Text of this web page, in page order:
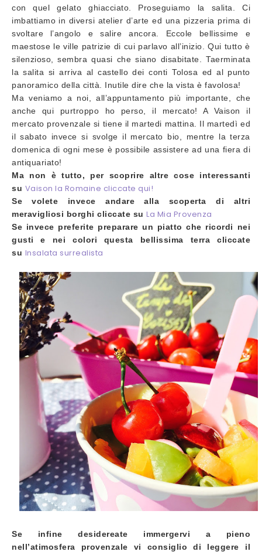
con quel gelato ghiacciato. Proseguiamo la salita. Ci
imbattiamo in diversi atelier d’arte ed una pizzeria prima di
svoltare l’angolo e salire ancora. Eccole bellissime e
maestose le ville patrizie di cui parlavo all’inizio. Qui tutto è
silenzioso, sembra quasi che siano disabitate. Taerminata
la salita si arriva al castello dei conti Tolosa ed al punto
panoramico della città. Inutile dire che la vista è favolosa!
Ma veniamo a noi, all’appuntamento più importante, che
anche qui purtroppo ho perso, il mercato! A Vaison il
mercato provenzale si tiene il martedi mattina. Il martedì ed
il sabato invece si svolge il mercato bio, mentre la terza
domenica di ogni mese è possibile assistere ad una fiera di
antiquariato!
Ma non è tutto, per scoprire altre cose interessanti
su Vaison la Romaine cliccate qui!
Se volete invece andare alla scoperta di altri
meravigliosi borghi cliccate su La Mia Provenza
Se invece preferite preparare un piatto che ricordi nei
gusti e nei colori questa bellissima terra cliccate
su Insalata surrealista
Se infine desidereate immergervi a pieno
nell’atimosfera provenzale vi consiglio di leggere il